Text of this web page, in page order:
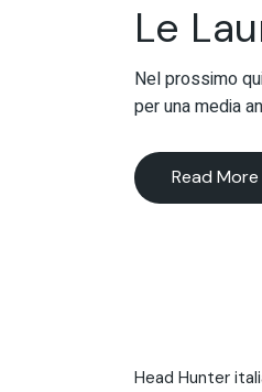
Le
Nel prossimo
per una media
Read More
Head Hunter